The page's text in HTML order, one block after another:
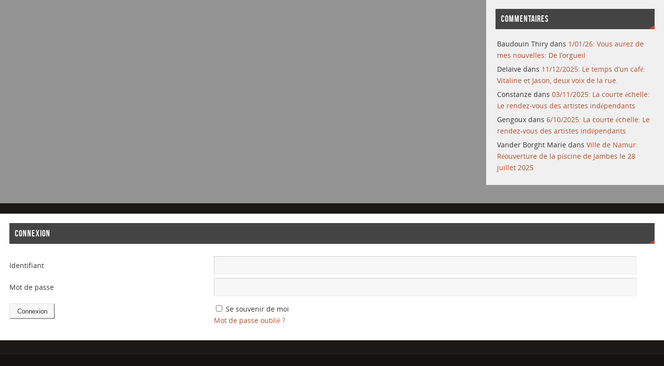
COMMENTAIRES
Baudouin Thiry dans 1/01/26: Vous aurez de
mes nouvelles: De l’orgueil
Delaive dans 11/12/2025: Le temps d’un café:
Vitaline et Jason, deux voix de la rue.
Constanze dans03/11/2025: La courte échelle:
Le rendez-vous des artistes indépendants
Gengoux dans6/10/2025: La courte échelle: Le
rendez-vous des artistes indépendants
Vander Borght Marie dansVille de Namur:
Réouverture de la piscine de Jambes le 28
juillet 2025
CONNEXION
Identifiant
Mot de passe
Se souvenir de moi
Mot de passe oublié ?